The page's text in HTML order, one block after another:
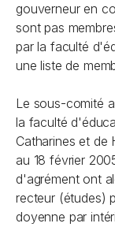
gouverneur en
sont pas
par la faculté
une liste de
Le sous-comité
la faculté
Catharines et de
au 18 février
d'agrément ont
recteur (études)
doyenne par